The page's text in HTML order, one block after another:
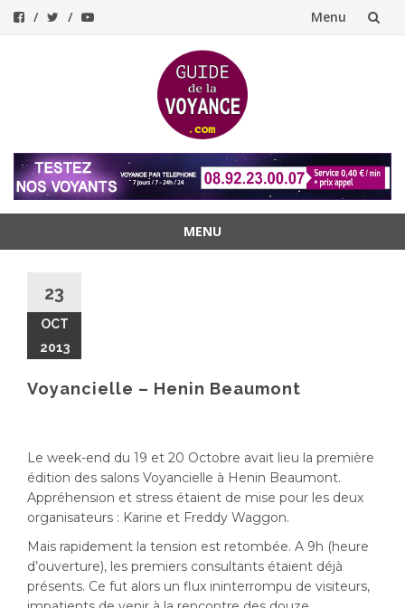
Menu
MENU
contenu23
OCT
2013
Voyancielle – Henin Beaumont
Le week-end du 19 et 20 Octobre avait lieu la première
édition des salons Voyancielle à Henin Beaumont.
Appréhension et stress étaient de mise pour les deux
organisateurs : Karine et Freddy Waggon.
Mais rapidement la tension est retombée. A 9h (heure
d’ouverture), les premiers consultants étaient déjà
présents. Ce fut alors un flux ininterrompu de visiteurs,